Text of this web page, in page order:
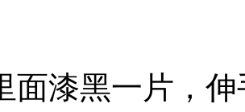
漆黑一片，伸